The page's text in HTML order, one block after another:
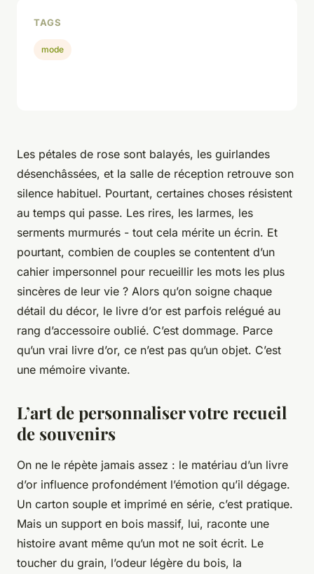
Les pétales de rose sont balayés, les guirlandes
désenchâssées, et la salle de réception retrouve son
silence habituel. Pourtant, certaines choses résistent
au temps qui passe. Les rires, les larmes, les
serments murmurés - tout cela mérite un écrin. Et
pourtant, combien de couples se contentent d’un
cahier impersonnel pour recueillir les mots les plus
sincères de leur vie ? Alors qu’on soigne chaque
détail du décor, le livre d’or est parfois relégué au
rang d’accessoire oublié. C’est dommage. Parce
qu’un vrai livre d’or, ce n’est pas qu’un objet. C’est
une mémoire vivante.
L’art de personnaliser votre recueil
de souvenirs
On ne le répète jamais assez : le matériau d’un livre
d’or influence profondément l’émotion qu’il dégage.
Un carton souple et imprimé en série, c’est pratique.
Mais un support en bois massif, lui, raconte une
histoire avant même qu’un mot ne soit écrit. Le
toucher du grain, l’odeur légère du bois, la
TAGS
mode